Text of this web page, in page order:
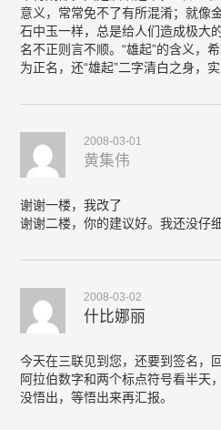
意义，常常免不了有所混淆；就像
石中玉一样，总是给人们造成极大的
名不正则言不顺。“雄起”的含义，
为正名，还“雄起”二字清白之身，
2008-03-01
黄集伟
谢谢一楼，我改了
谢谢二楼，你的建议好。我还没仔
2008-03-02
什比娜丽
今天在三联见到您，还要到签名，
阿拉伯数字和两个标点符号看半天
没悟出，等悟出来再汇报。